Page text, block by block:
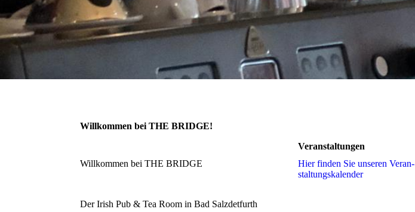
Willkommen bei THE BRIDGE!
Willkommen bei THE BRIDGE
Der Irish Pub & Tea Room in Bad Salzdetfurth
Veranstaltungen
Hier finden Sie unseren Ver­an­
stal­tungs­ka­len­der